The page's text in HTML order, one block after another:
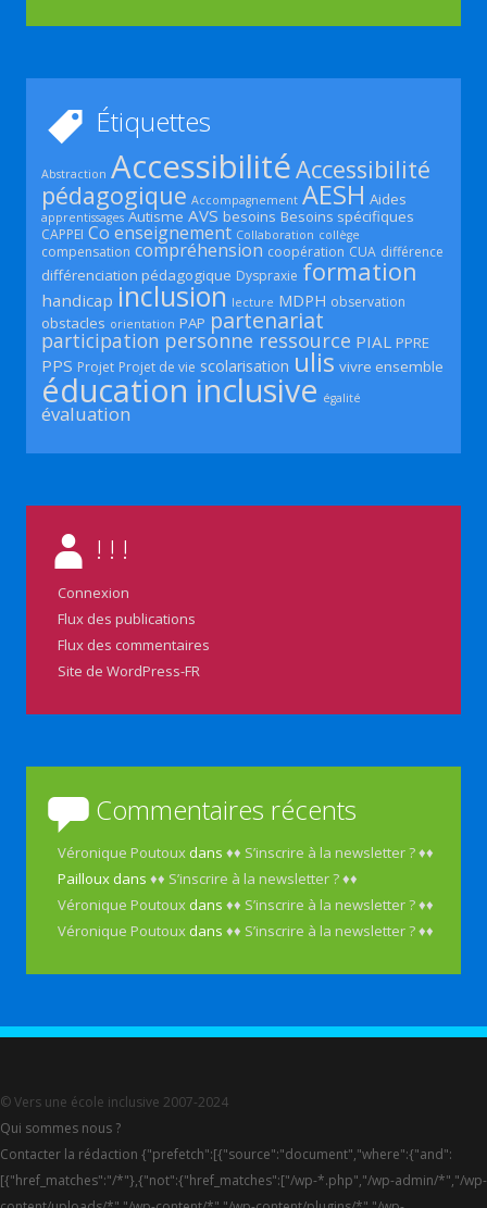
Étiquettes
Abstraction AccessibilitéAccessibilité
pédagogique Accompagnement AESH Aides
apprentissages Autisme AVS besoins Besoins spécifiques
CAPPEI Co enseignement Collaboration collège
compensation compréhension coopération CUA différence
différenciation pédagogique Dyspraxie formation
handicap inclusion lecture MDPH observation
obstacles orientation PAP partenariat
participation personne ressource PIAL PPRE
PPS Projet Projet de vie scolarisation ulis vivre ensemble
éducation inclusive égalité
évaluation
! ! !
Connexion
Flux des publications
Flux des commentaires
Site de WordPress-FR
Commentaires récents
Véronique Poutoux dans♦♦ S’inscrire à la newsletter ? ♦♦
Pailloux dans♦♦ S’inscrire à la newsletter ? ♦♦
Véronique Poutoux dans♦♦ S’inscrire à la newsletter ? ♦♦
Véronique Poutoux dans♦♦ S’inscrire à la newsletter ? ♦♦
© Vers une école inclusive 2007-2024
Qui sommes nous ?
Contacter la rédaction {"prefetch":[{"source":"document","where":{"and":
[{"href_matches":"/*"},{"not":{"href_matches":["/wp-*.php","/wp-admin/*","/wp-